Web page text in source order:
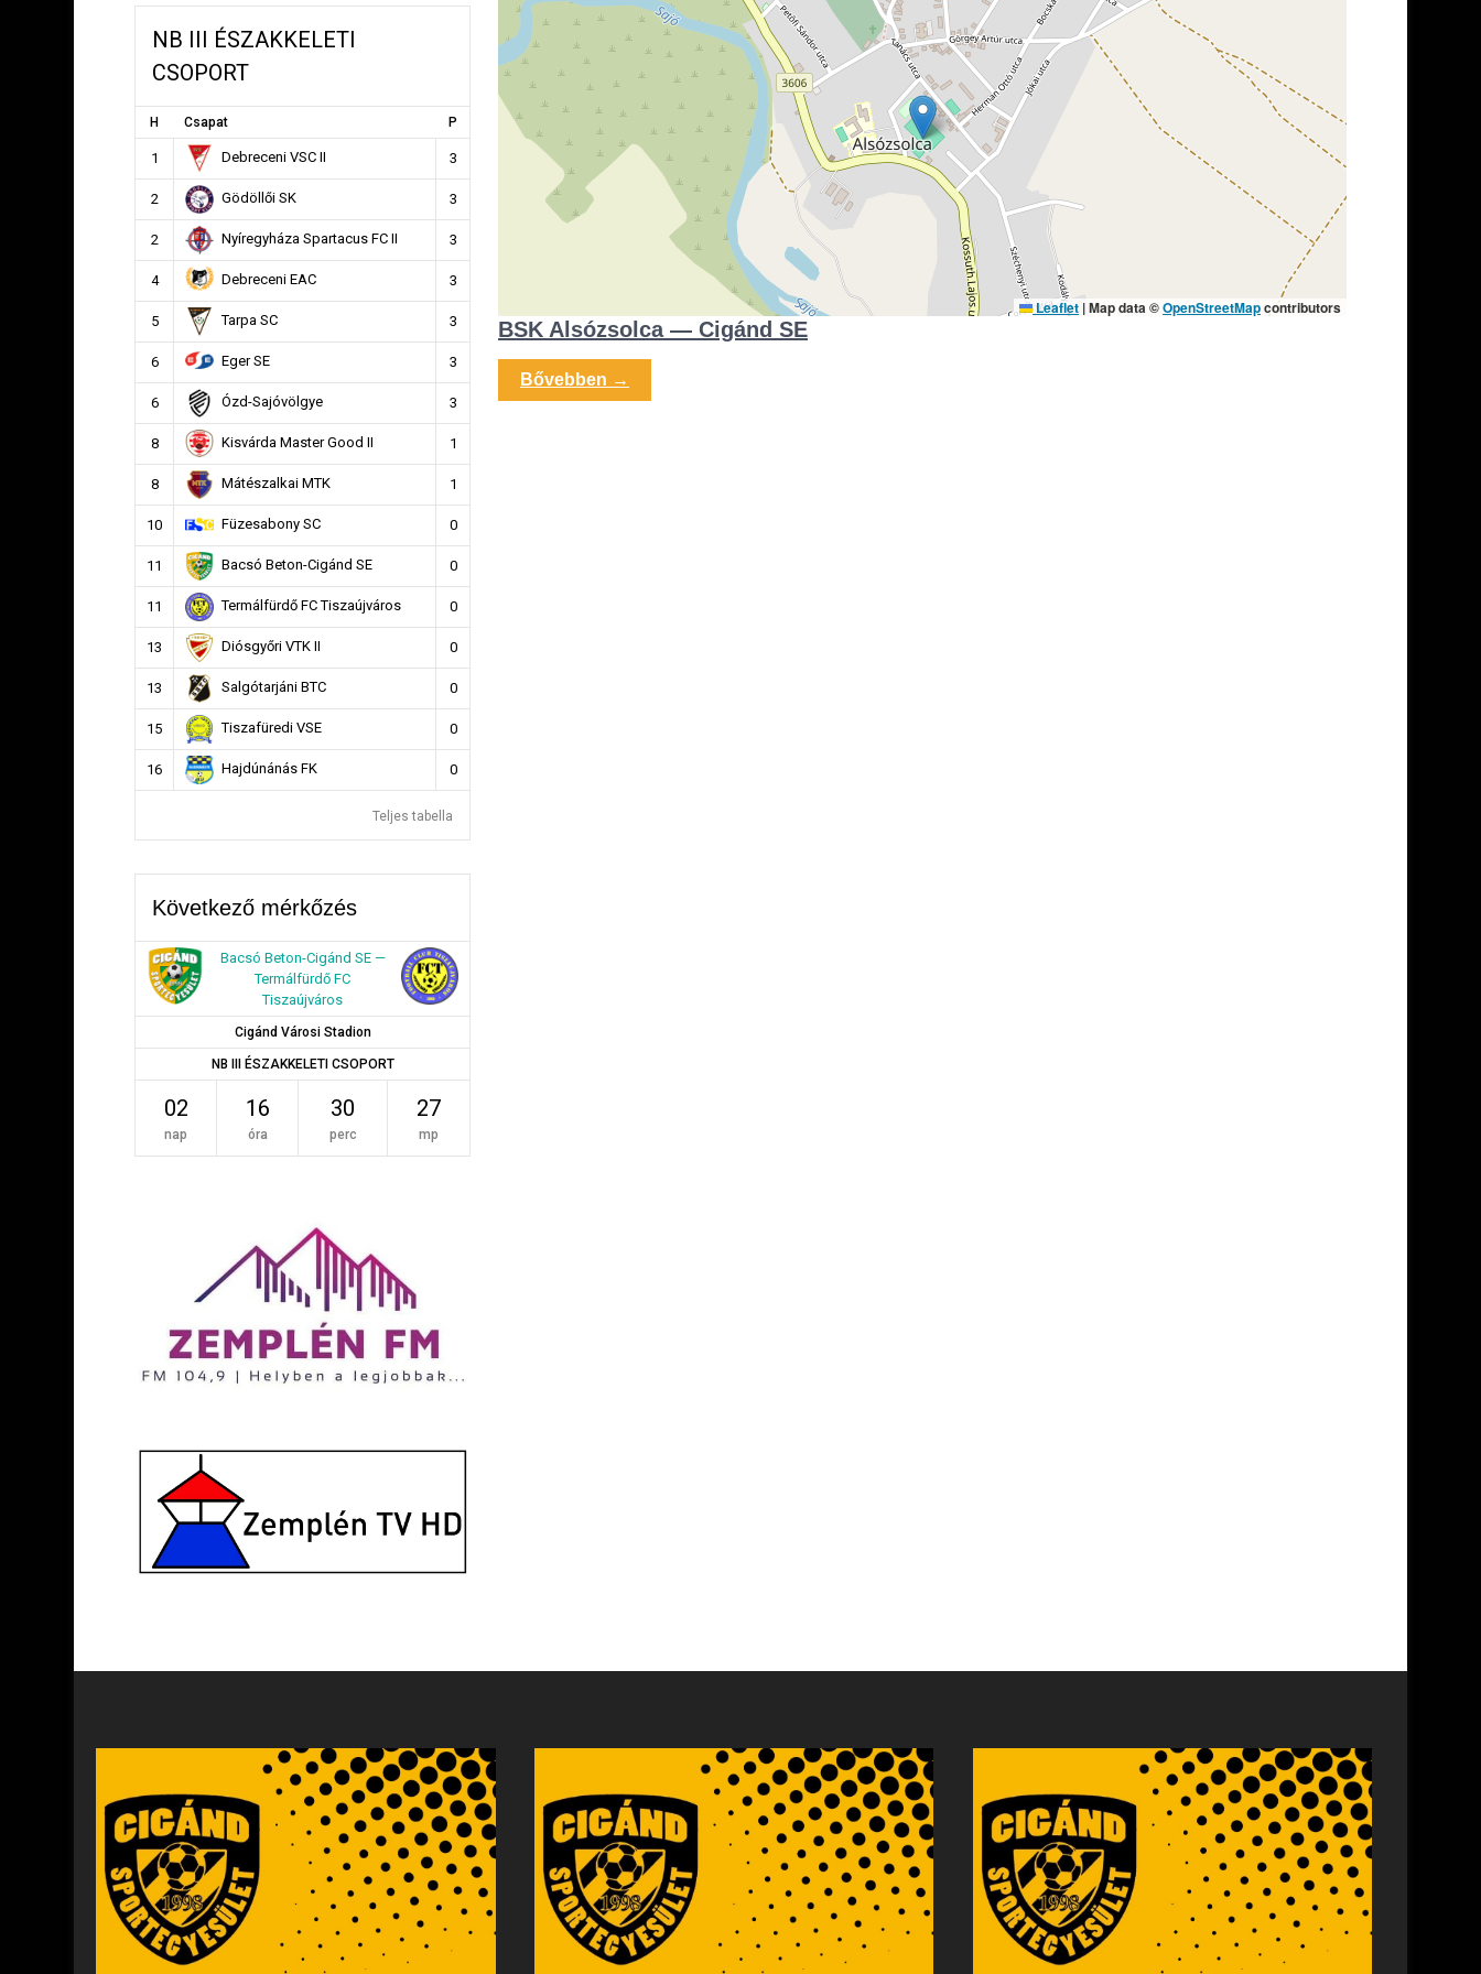
Leaflet |Map data ©OpenStreetMapcontributors
BSK Alsózsolca — Cigánd SE
Bővebben →
NB III ÉSZAKKELETI
CSOPORT
H Csapat P
1 Debreceni VSC II 3
2 Gödöllői SK 3
2 Nyíregyháza Spartacus FC II 3
4 Debreceni EAC 3
5 Tarpa SC 3
6 Eger SE 3
6 Ózd-Sajóvölgye 3
8 Kisvárda Master Good II 1
8 Mátészalkai MTK 1
10 Füzesabony SC 0
11 Bacsó Beton-Cigánd SE 0
11 Termálfürdő FC Tiszaújváros 0
13 Diósgyőri VTK II 0
13 Salgótarjáni BTC 0
15 Tiszafüredi VSE 0
16 Hajdúnánás FK 0
Teljes tabella
Következő mérkőzés
Bacsó Beton-Cigánd SE —
Termálfürdő FC
Tiszaújváros
Cigánd Városi Stadion
NB III ÉSZAKKELETI CSOPORT
02
nap
16
óra
30
perc
27
mp